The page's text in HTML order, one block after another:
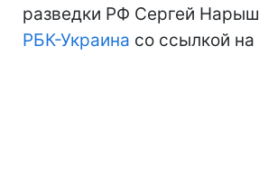
разведки РФ Сергей
РБК-Украина со ссылкой на